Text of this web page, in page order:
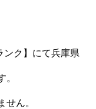
ンク】にて兵庫県
ん。